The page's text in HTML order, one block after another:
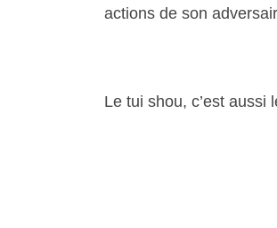
actions de son
Le tui shou, c’est aussi